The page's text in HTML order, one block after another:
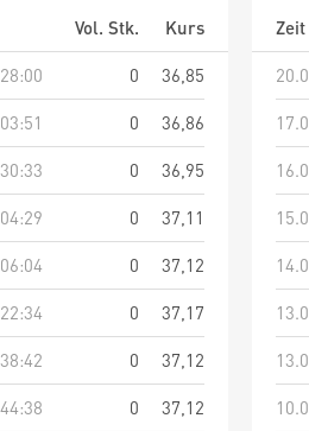
Vol. Stk.
Kurs
0
36,85
0
36,86
0
36,95
0
37,11
0
37,12
0
37,17
0
37,12
0
37,12
Zeit